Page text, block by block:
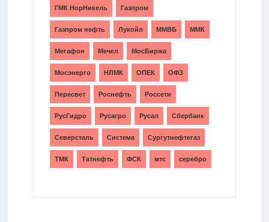
ГМК НорНикель Газпром
Газпром нефть Лукойл ММВБ ММК
Мегафон Мечел МосБиржа
Мосэнерго НЛМК ОПЕК ОФЗ
Пересвет Роснефть Россети
РусГидро Русагро Русал Сбербанк
Северсталь Система Сургутнефтегаз
ТМК Татнефть ФСК мтс серебро